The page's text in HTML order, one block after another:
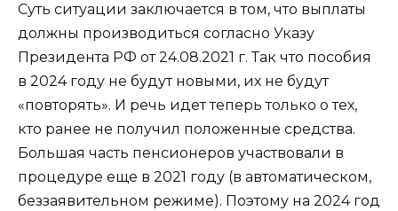
Суть ситуации заключается в том, что выплаты
должны производиться согласно Указу
Президента РФ от 24.08.2021 г. Так что пособия
в 2024 году не будут новыми, их не будут
«повторять». И речь идет теперь только о тех,
кто ранее не получил положенные средства.
Большая часть пенсионеров участвовали в
процедуре еще в 2021 году (в автоматическом,
беззаявительном режиме). Поэтому на 2024 год